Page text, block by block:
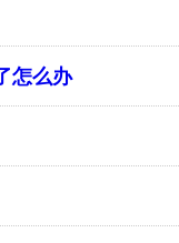
怎么办